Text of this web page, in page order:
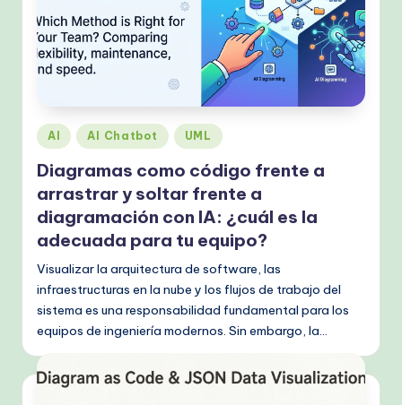
ra
m
S
a
ni
s
h
-
P
r
o
v
Publicado
en
AI AI Chatbot UML
Diagramas como código frente a
arrastrar y soltar frente a
diagramación con IA: ¿cuál es la
adecuada para tu equipo?
Visualizar la arquitectura de software, las
infraestructuras en la nube y los flujos de trabajo del
sistema es una responsabilidad fundamental para los
equipos de ingeniería modernos. Sin embargo, la…